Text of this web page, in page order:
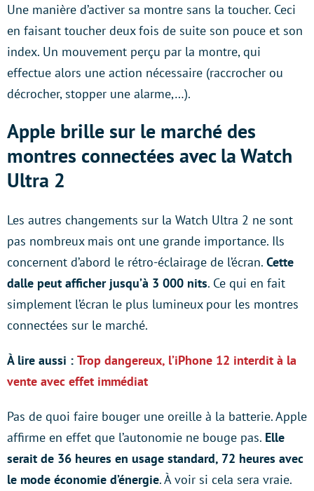
Une manière d’activer sa montre sans la toucher. Ceci
en faisant toucher deux fois de suite son pouce et son
index. Un mouvement perçu par la montre, qui
effectue alors une action nécessaire (raccrocher ou
décrocher, stopper une alarme,…).
Apple brille sur le marché des
montres connectées avec la Watch
Ultra 2
Les autres changements sur la Watch Ultra 2 ne sont
pas nombreux mais ont une grande importance. Ils
concernent d’abord le rétro-éclairage de l’écran. Cette
dalle peut afficher jusqu’à 3 000 nits. Ce qui en fait
simplement l’écran le plus lumineux pour les montres
connectées sur le marché.
Àlire aussi : Trop dangereux, l’iPhone 12 interdit à la
vente avec effet immédiat
Pas de quoi faire bouger une oreille à la batterie. Apple
affirme en effet que l’autonomie ne bouge pas. Elle
serait de 36 heures en usage standard, 72 heures avec
le mode économie d’énergie. À voir si cela sera vraie.